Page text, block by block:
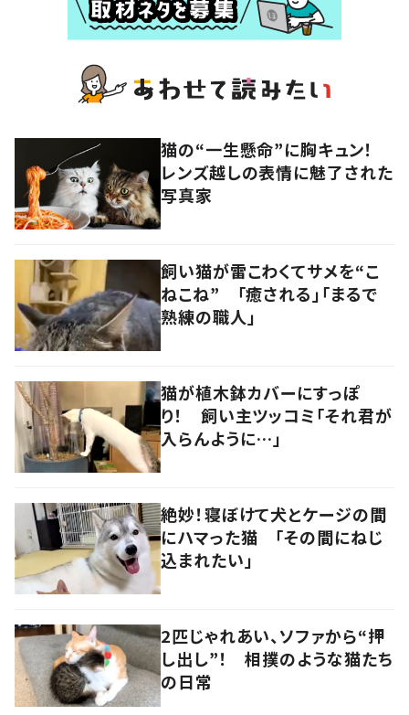
猫の“一生懸命”に胸キュン！
レンズ越しの表情に魅了された
写真家
飼い猫が雷こわくてサメを“こ
ねこね” 「癒される」「まるで
熟練の職人」
猫が植木鉢カバーにすっぽ
り！ 飼い主ツッコミ「それ君が
入らんように…」
絶妙！寝ぼけて犬とケージの間
にハマった猫 「その間にねじ
込まれたい」
2匹じゃれあい、ソファから“押
し出し”！ 相撲のような猫たち
の日常